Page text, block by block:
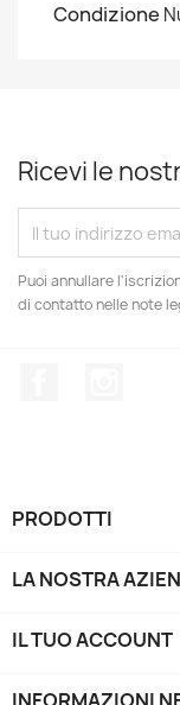
Condizione
Ricevi le
Puoi annullare
di contatto nelle note
PRODOTTI
LA NOSTRA
IL TUO ACCOUNT